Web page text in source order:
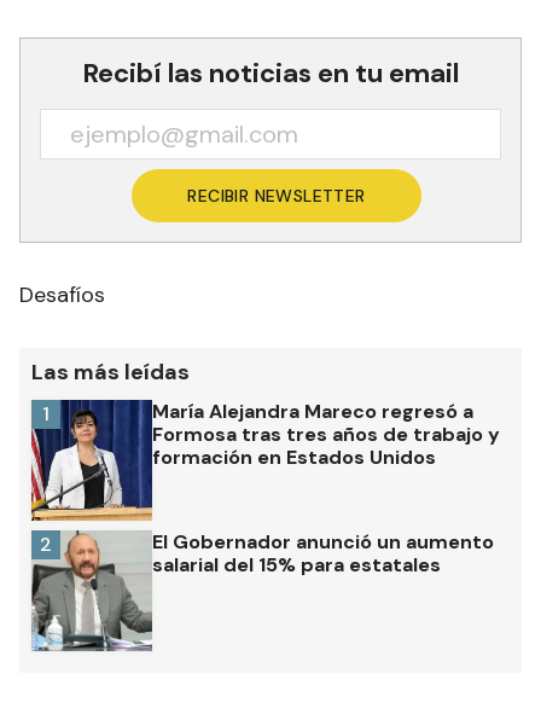
Recibí las noticias en tu email
RECIBIR NEWSLETTER
Desafíos
Las más leídas
María Alejandra Mareco regresó a
Formosa tras tres años de trabajo y
formación en Estados Unidos
1
El Gobernador anunció un aumento
salarial del 15% para estatales
2